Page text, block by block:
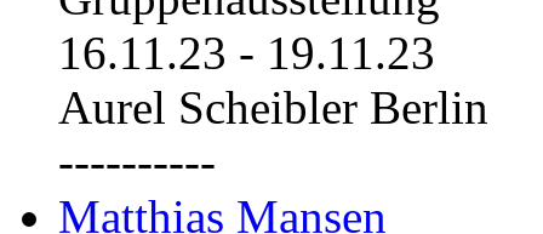
16.11.23 - 19.11.23
Aurel Scheibler Berlin
----------
Matthias Mansen